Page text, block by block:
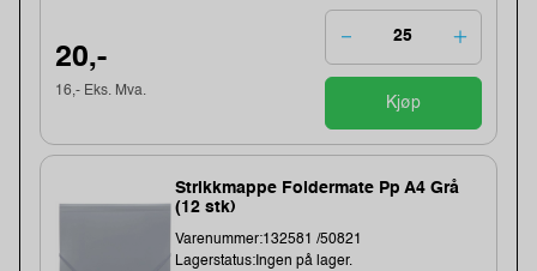
20,-
16,- Eks. Mva.
Kjøp
Strikkmappe Foldermate Pp A4 Grå
(12 stk)
Varenummer:132581 /50821
Lagerstatus:Ingen på lager.